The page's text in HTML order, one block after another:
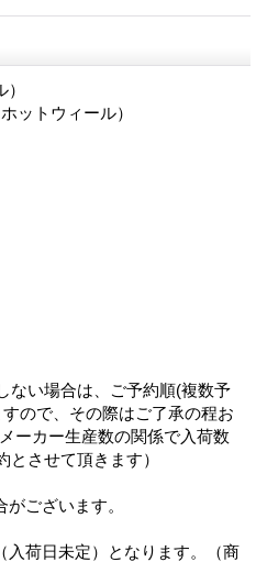
ットウィール）
ない場合は、ご予約順(複数予
ので、その際はご了承の程お
ーカー生産数の関係で入荷数
させて頂きます）
ございます。
荷日未定）となります。（商